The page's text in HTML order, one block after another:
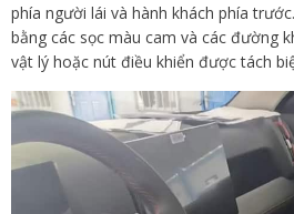
phía người lái và hành khách phía
bằng các sọc màu cam và các đường
vật lý hoặc nút điều khiển được tách